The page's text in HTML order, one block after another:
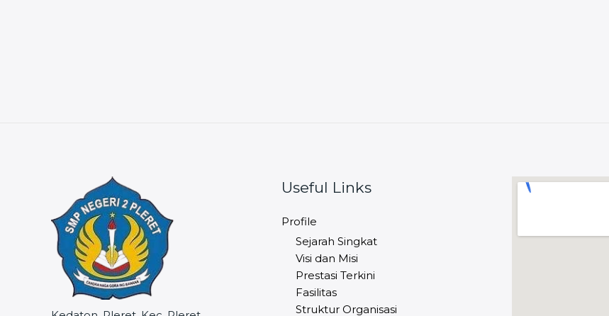
Useful Links
Profile
Sejarah Singkat
Visi dan Misi
Prestasi Terkini
Fasilitas
Struktur Organisasi